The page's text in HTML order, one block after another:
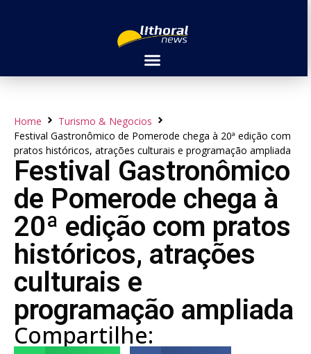
Home
Turismo & Negocios
Festival Gastronômico de Pomerode chega à 20ª edição com
pratos históricos, atrações culturais e programação ampliada
Festival Gastronômico
de Pomerode chega à
20ª edição com pratos
históricos, atrações
culturais e
programação ampliada
Compartilhe: